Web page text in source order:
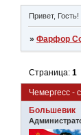
Привет, Гость!
»Фарфор
Чемергесс -
Страница:1
Большевик